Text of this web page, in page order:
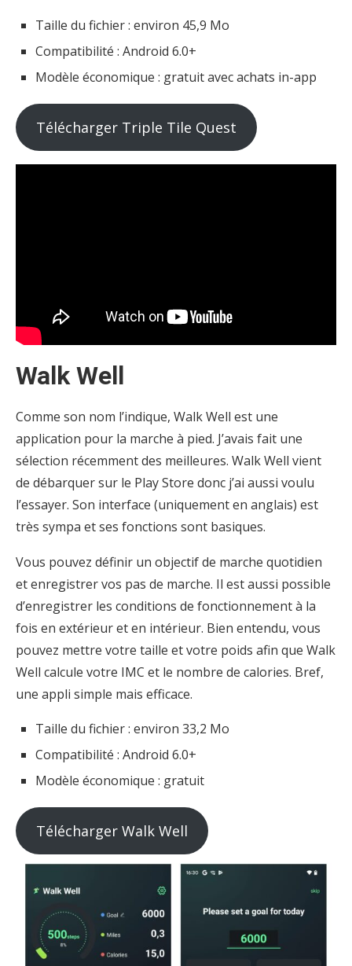
Taille du fichier : environ 45,9 Mo
Compatibilité : Android 6.0+
Modèle économique : gratuit avec achats in-app
Télécharger Triple Tile Quest
Walk Well
Comme son nom l’indique, Walk Well est une
application pour la marche à pied. J’avais fait une
sélection récemment des meilleures. Walk Well vient
de débarquer sur le Play Store donc j’ai aussi voulu
l’essayer. Son interface (uniquement en anglais) est
très sympa et ses fonctions sont basiques.
Vous pouvez définir un objectif de marche quotidien
et enregistrer vos pas de marche. Il est aussi possible
d’enregistrer les conditions de fonctionnement à la
fois en extérieur et en intérieur. Bien entendu, vous
pouvez mettre votre taille et votre poids afin que Walk
Well calcule votre IMC et le nombre de calories. Bref,
une appli simple mais efficace.
Taille du fichier : environ 33,2 Mo
Compatibilité : Android 6.0+
Modèle économique : gratuit
Télécharger Walk Well